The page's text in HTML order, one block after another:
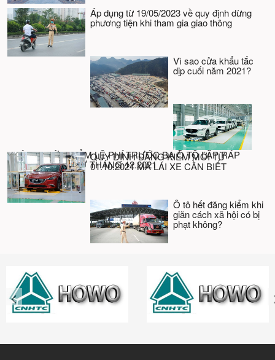
Áp dụng từ 19/05/2023 về quy định dừng
phương tiện khi tham gia giao thông
Vì sao cửa khẩu tắc
dịp cuối năm 2021?
CHÍNH THỨC GIẢM LỆ PHÍ TRƯỚC BẠ Ô TÔ LẮP RÁP
TRONG NƯỚC TỪ THÁNG 12.2021
QUY ĐỊNH ĐĂNG KIỂM MỚI TỪ
01.10.2021 MÀ LÁI XE CẦN BIẾT
Ô tô hết đăng kiểm khi
giãn cách xã hội có bị
phạt không?